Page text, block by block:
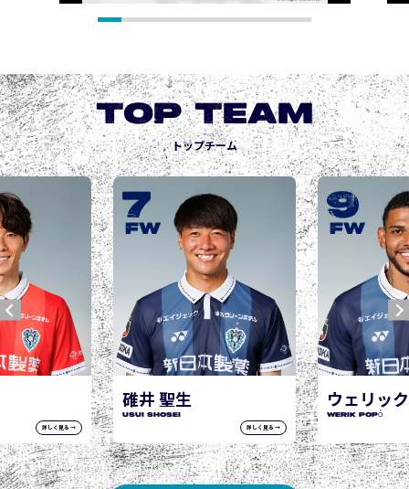
TOP TEAM
トップチーム
詳しく見る →
ウェリック ポポ
WERIK POPÓ
詳しく見る →
9
FW
城後 寿
JOGO Hisashi
10
FW